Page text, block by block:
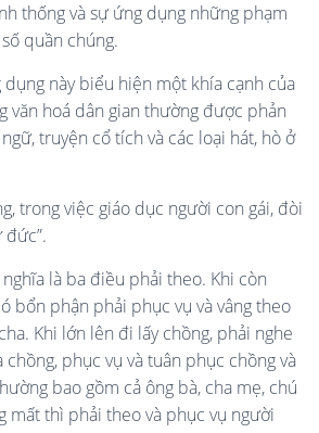
thống và sự ứng dụng những phạm
quần chúng.
này biểu hiện một khía cạnh của
văn hoá dân gian thường được phản
truyện cổ tích và các loại hát, hò ở
trong việc giáo dục người con gái, đòi
đức”.
nghĩa là ba điều phải theo. Khi còn
bổn phận phải phục vụ và vâng theo
Khi lớn lên đi lấy chồng, phải nghe
phục vụ và tuân phục chồng và
bao gồm cả ông bà, cha mẹ, chú
mất thì phải theo và phục vụ người